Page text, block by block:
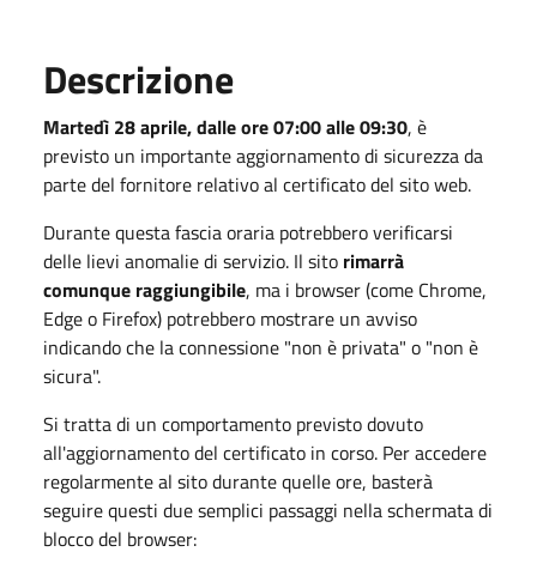
Descrizione
Martedì 28 aprile, dalle ore 07:00 alle 09:30, è
previsto un importante aggiornamento di sicurezza da
parte del fornitore relativo al certificato del sito web.
Durante questa fascia oraria potrebbero verificarsi
delle lievi anomalie di servizio. Il sito rimarrà
comunque raggiungibile, ma i browser (come Chrome,
Edge o Firefox) potrebbero mostrare un avviso
indicando che la connessione "non è privata" o "non è
sicura".
Si tratta di un comportamento previsto dovuto
all'aggiornamento del certificato in corso. Per accedere
regolarmente al sito durante quelle ore, basterà
seguire questi due semplici passaggi nella schermata di
blocco del browser: